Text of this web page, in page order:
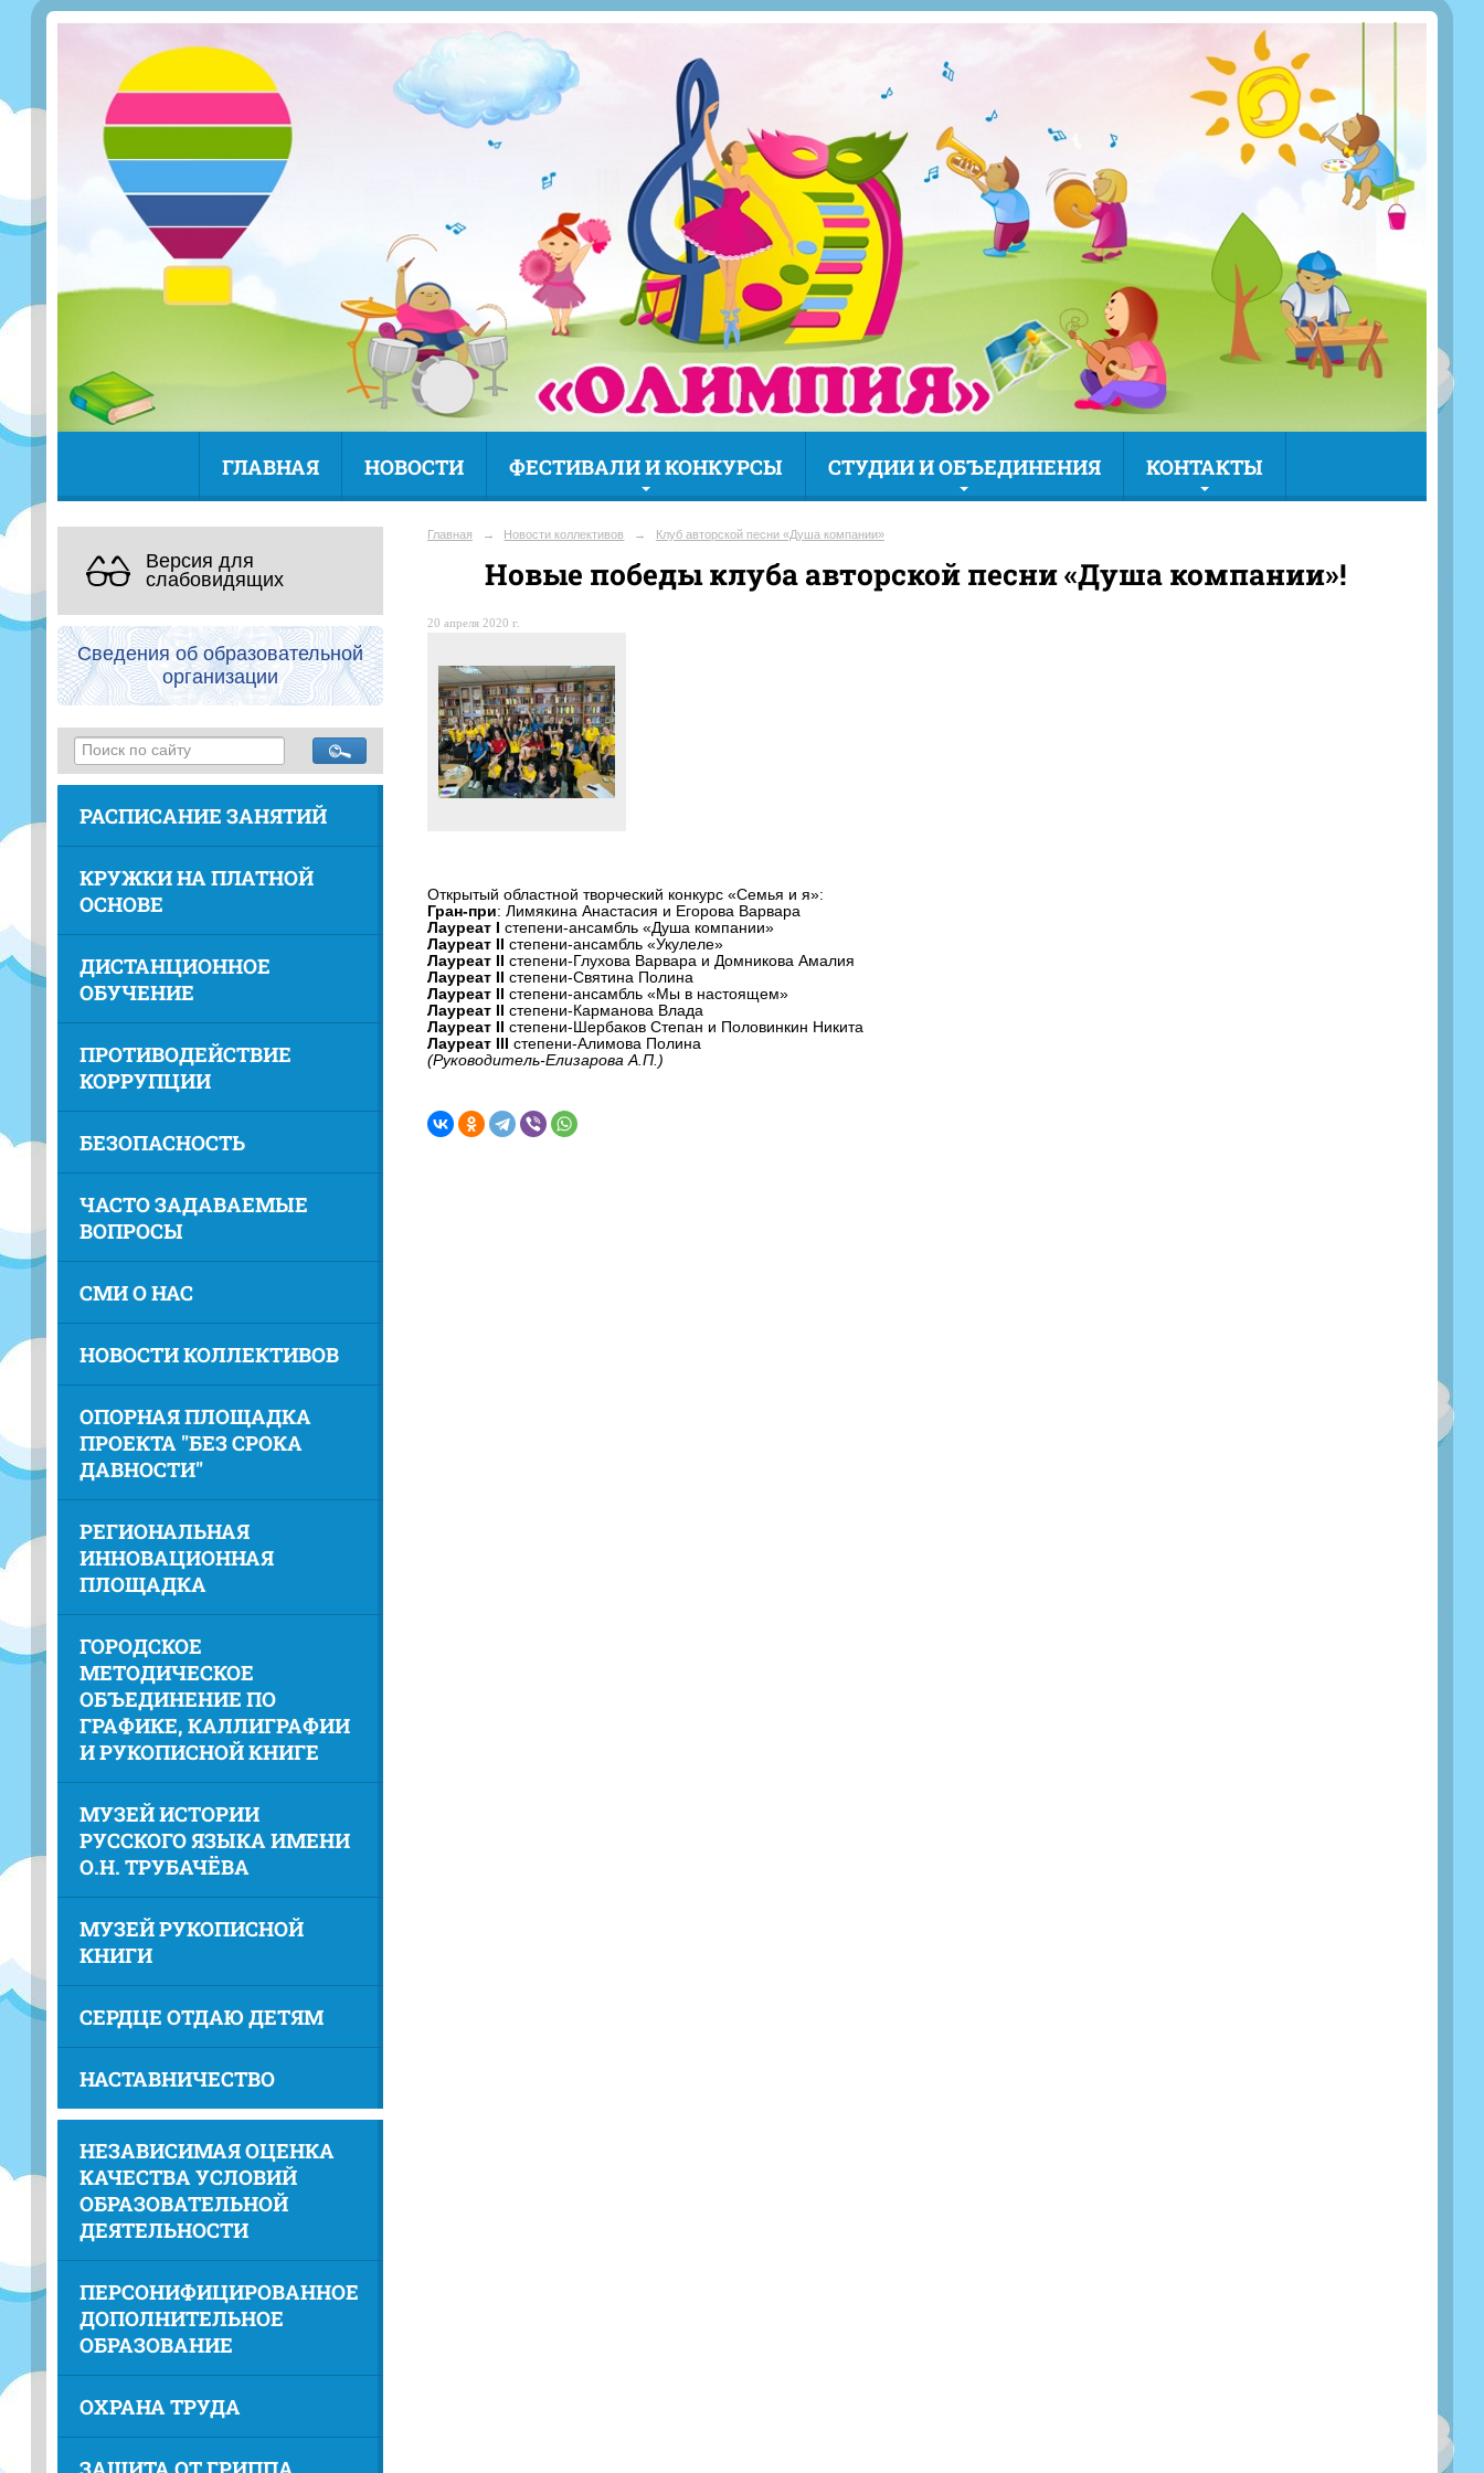
ГЛАВНАЯ НОВОСТИ ФЕСТИВАЛИ И КОНКУРСЫ СТУДИИ И ОБЪЕДИНЕНИЯ КОНТАКТЫ
Версия для
слабовидящих
Сведения об образовательной
организации
РАСПИСАНИЕ ЗАНЯТИЙ
КРУЖКИ НА ПЛАТНОЙ
ОСНОВЕ
ДИСТАНЦИОННОЕ
ОБУЧЕНИЕ
ПРОТИВОДЕЙСТВИЕ
КОРРУПЦИИ
БЕЗОПАСНОСТЬ
ЧАСТО ЗАДАВАЕМЫЕ
ВОПРОСЫ
СМИ О НАС
НОВОСТИ КОЛЛЕКТИВОВ
ОПОРНАЯ ПЛОЩАДКА
ПРОЕКТА "БЕЗ СРОКА
ДАВНОСТИ"
РЕГИОНАЛЬНАЯ
ИННОВАЦИОННАЯ
ПЛОЩАДКА
ГОРОДСКОЕ
МЕТОДИЧЕСКОЕ
ОБЪЕДИНЕНИЕ ПО
ГРАФИКЕ, КАЛЛИГРАФИИ
И РУКОПИСНОЙ КНИГЕ
МУЗЕЙ ИСТОРИИ
РУССКОГО ЯЗЫКА ИМЕНИ
О.Н. ТРУБАЧЁВА
МУЗЕЙ РУКОПИСНОЙ
КНИГИ
СЕРДЦЕ ОТДАЮ ДЕТЯМ
НАСТАВНИЧЕСТВО
НЕЗАВИСИМАЯ ОЦЕНКА
КАЧЕСТВА УСЛОВИЙ
ОБРАЗОВАТЕЛЬНОЙ
ДЕЯТЕЛЬНОСТИ
ПЕРСОНИФИЦИРОВАННОЕ
ДОПОЛНИТЕЛЬНОЕ
ОБРАЗОВАНИЕ
ОХРАНА ТРУДА
Главная → Новости коллективов → Клуб авторской песни «Душа компании»
Новые победы клуба авторской песни «Душа компании»!
20 апреля 2020 г.
Открытый областной творческий конкурс «Семья и я»:
Гран-при: Лимякина Анастасия и Егорова Варвара
Лауреат I степени-ансамбль «Душа компании»
Лауреат II степени-ансамбль «Укулеле»
Лауреат II степени-Глухова Варвара и Домникова Амалия
Лауреат II степени-Святина Полина
Лауреат II степени-ансамбль «Мы в настоящем»
Лауреат II степени-Карманова Влада
Лауреат II степени-Шербаков Степан и Половинкин Никита
Лауреат III степени-Алимова Полина
(Руководитель-Елизарова А.П.)